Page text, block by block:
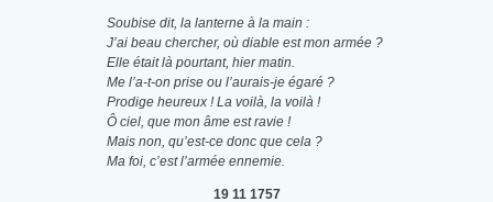
Soubise dit, la lanterne à la main :
J’ai beau chercher, où diable est mon armée ?
Elle était là pourtant, hier matin.
Me l’a-t-on prise ou l’aurais-je égaré ?
Prodige heureux ! La voilà, la voilà !
Ô ciel, que mon âme est ravie !
Mais non, qu’est-ce donc que cela ?
Ma foi, c’est l’armée ennemie.
19 11 1757